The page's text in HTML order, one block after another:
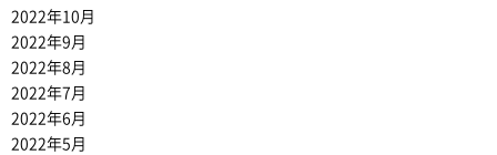
2022年10月
2022年9月
2022年8月
2022年7月
2022年6月
2022年5月